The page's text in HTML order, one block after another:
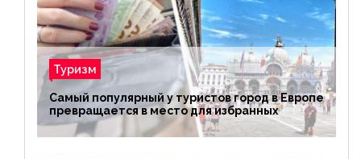
Туризм
Самый популярный у туристов город в Европе
превращается в место для избранных